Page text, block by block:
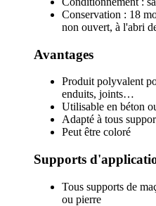
Conservation : 18
non ouvert, à l'abri
Avantages
Produit polyvalent
enduits, joints…
Utilisable en béton
Adapté à tous
Peut être coloré
Supports
Tous supports de
ou pierre